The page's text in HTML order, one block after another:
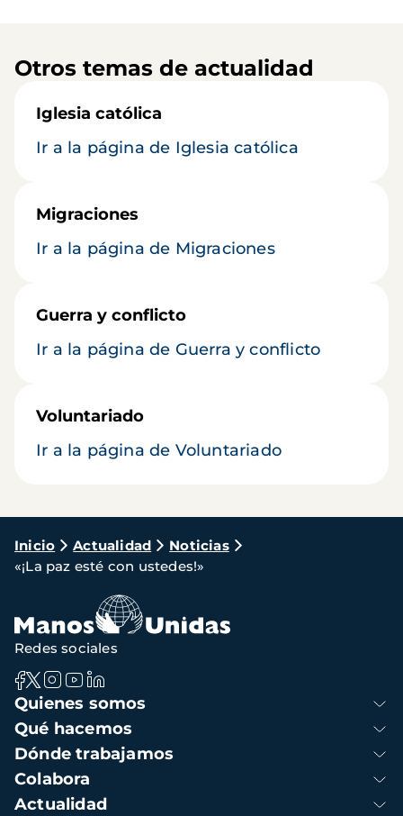
Otros temas de actualidad
Iglesia católica
Ir a la página de Iglesia católica
Migraciones
Ir a la página de Migraciones
Guerra y conflicto
Ir a la página de Guerra y conflicto
Voluntariado
Ir a la página de Voluntariado
Ruta
de
navegación
Inicio Actualidad
Noticias
«¡La paz esté con ustedes!»
Navegación
principal
Quienes somos
Qué hacemos
Dónde trabajamos
Colabora
Actualidad
Redes sociales